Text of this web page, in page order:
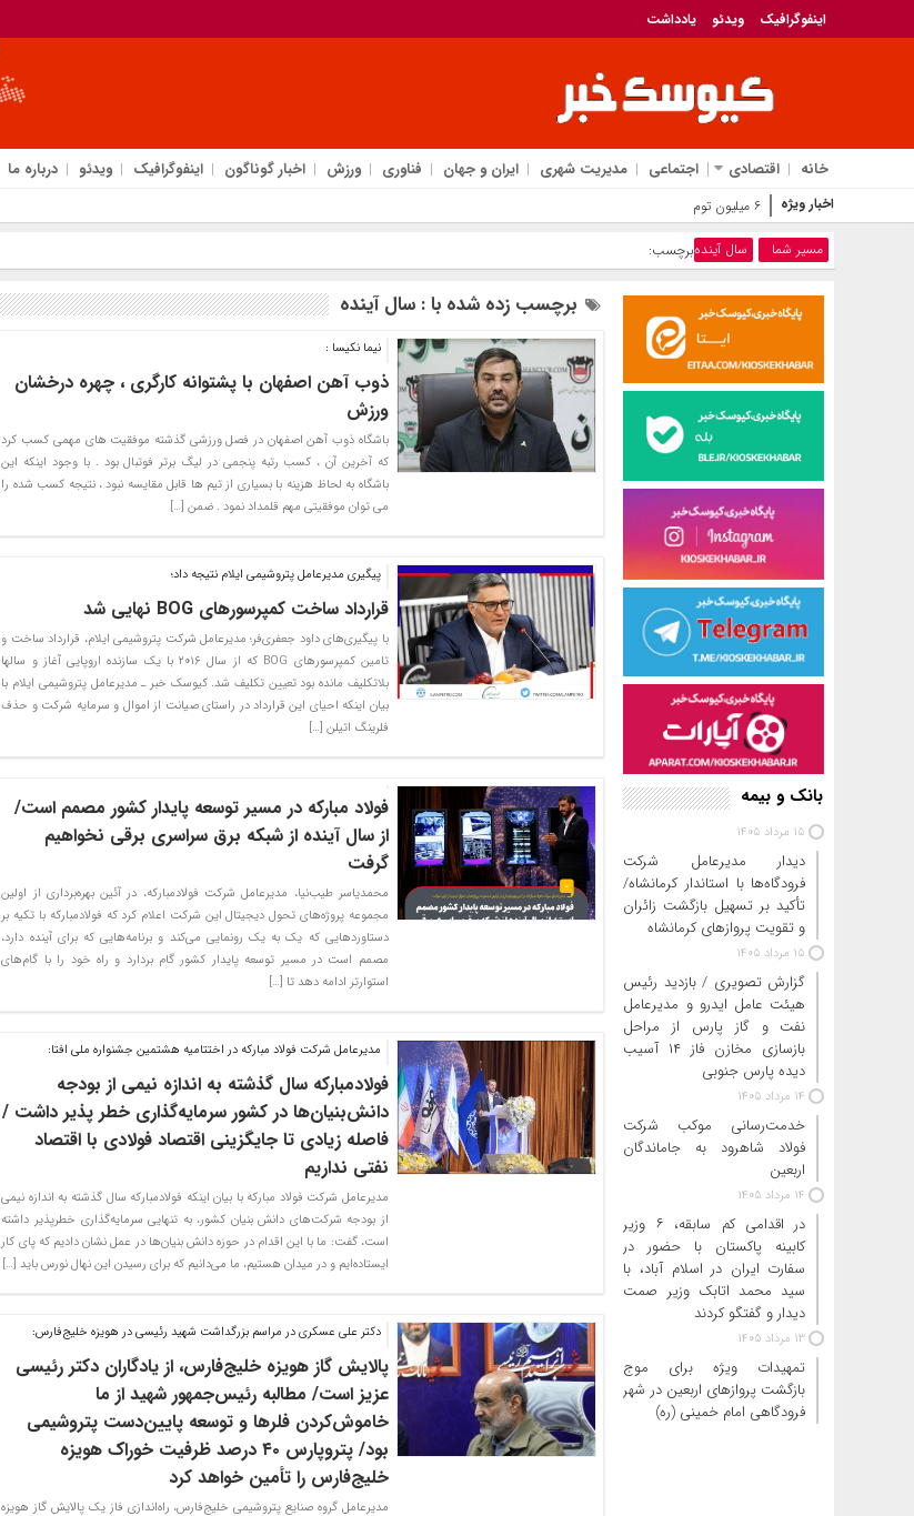
اینفوگرافیک ویدئو یادداشت
خانه اقتصادی اجتماعی مدیریت شهری ایران و جهان فناوری ورزش اخبار گوناگون اینفوگرافیک ویدئو درباره ما
اخبار ویژه ۶ میلیون تومانی‌ها بخوانند | زمان واریز یارانه مرداد
مسیر شما برچسب:سال آینده
بانک و بیمه
15 مرداد 1405
دیدار مدیرعامل شرکت
فرودگاه‌ها با استاندار کرمانشاه/
تأکید بر تسهیل بازگشت زائران
و تقویت پروازهای کرمانشاه
15 مرداد 1405
گزارش تصویری / بازدید رئیس
هیئت عامل ایدرو و مدیرعامل
نفت و گاز پارس از مراحل
بازسازی مخازن فاز ۱۴ آسیب
دیده پارس جنوبی
14 مرداد 1405
خدمت‌رسانی موکب شرکت
فولاد شاهرود به جاماندگان
اربعین
14 مرداد 1405
در اقدامی کم سابقه، ۶ وزیر
کابینه پاکستان با حضور در
سفارت ایران در اسلام آباد، با
سید محمد اتابک وزیر صمت
دیدار و گفتگو کردند
13 مرداد 1405
تمهیدات ویژه برای موج
بازگشت پروازهای اربعین در شهر
فرودگاهی امام خمینی (ره)
برچسب زده شده با : سال آینده
نیما نکیسا :
ذوب آهن اصفهان با پشتوانه کارگری ، چهره درخشان
ورزش
باشگاه ذوب آهن اصفهان در فصل ورزشی گذشته موفقیت های مهمی کسب کرد
که آخرین آن ، کسب رتبه پنجمی در لیگ برتر فوتبال بود . با وجود اینکه این
باشگاه به لحاظ هزینه با بسیاری از تیم ها قابل مقایسه نبود ، نتیجه کسب شده را
می توان موفقیتی مهم قلمداد نمود . ضمن […]
پیگیری مدیرعامل پتروشیمی ایلام نتیجه داد؛
قرارداد ساخت کمپرسورهای BOG نهایی شد
با پیگیری‌های داود جعفری‌فر؛ مدیرعامل شرکت پتروشیمی ایلام، قرارداد ساخت و‌
تامین کمپرسورهای BOG که از سال ۲۰۱۶ با یک سازنده اروپایی آغاز و سالها
بلاتکلیف مانده بود تعیین تکلیف شد. کیوسک خبر ـ مدیرعامل پتروشیمی ایلام با
بیان اینکه احیای این قرارداد در راستای صیانت از اموال و سرمایه شرکت و حذف
فلرینگ اتیلن […]
فولاد مبارکه در مسیر توسعه پایدار کشور مصمم است/
از سال آینده از شبکه برق سراسری برقی نخواهیم
گرفت
محمدیاسر طیب‌نیا، مدیرعامل شرکت فولادمبارکه، در آئین بهره‌برداری از اولین
مجموعه پروژه‌های تحول دیجیتال این شرکت اعلام کرد که فولادمبارکه با تکیه بر
دستاوردهایی که یک به یک رونمایی می‌کند و برنامه‌هایی که برای آینده دارد،
مصمم است در مسیر توسعه پایدار کشور گام بردارد و راه خود را با گام‌های
استوارتر ادامه دهد تا […]
مدیرعامل شرکت فولاد مبارکه در اختتامیه هشتمین جشنواره ملی افتا:
فولادمبارکه سال گذشته به اندازه نیمی از بودجه
دانش‌بنیان‌ها در کشور سرمایه‌گذاری خطر پذیر داشت /
فاصله زیادی تا جایگزینی اقتصاد فولادی با اقتصاد
نفتی نداریم
مدیرعامل شرکت فولاد مبارکه با بیان اینکه فولادمبارکه سال گذشته به اندازه نیمی
از بودجه شرکت‌های دانش بنیان کشور، به تنهایی سرمایه‌گذاری خطرپذیر داشته
است، گفت: ما با این اقدام در حوزه دانش بنیان‌ها در عمل نشان دادیم که پای کار
ایستاده‌ایم و در میدان هستیم، ما می‌دانیم که برای رسیدن این نهال نورس باید […]
دکتر علی عسکری در مراسم بزرگداشت شهید رئیسی در هویزه خلیج‌فارس:
پالایش گاز هویزه خلیج‌فارس، از یادگاران دکتر رئیسی
عزیز است/ مطالبه رئیس‌جمهور شهید از ما
خاموش‌کردن فلرها و توسعه پایین‌دست پتروشیمی
بود/ پتروپارس ۴۰ درصد ظرفیت خوراک هویزه
خلیج‌فارس را تأمین خواهد کرد
مدیرعامل گروه صنایع پتروشیمی خلیج‌فارس، راه‌اندازی فاز یک پالایش گاز هویزه